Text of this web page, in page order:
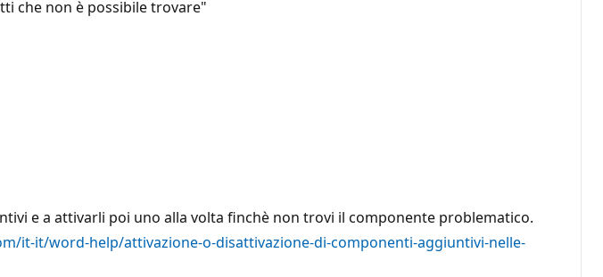
che non è possibile trovare"
e a attivarli poi uno alla volta finchè non trovi il componente problematico.
it-it/word-help/attivazione-o-disattivazione-di-componenti-aggiuntivi-nelle-